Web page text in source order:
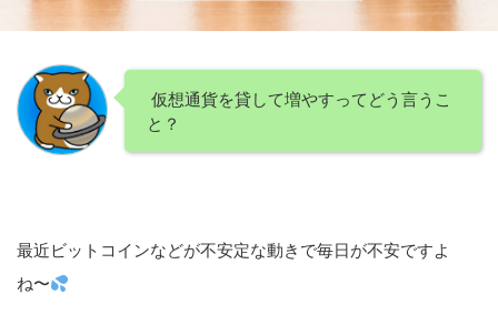
仮想通貨を貸して増やすってどう言うこ
と？
最近ビットコインなどが不安定な動きで毎日が不安ですよ
ね〜